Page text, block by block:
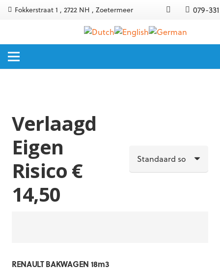
Fokkerstraat 1 , 2722 NH , Zoetermeer 079-
Verlaagd
Eigen
Risico €
14,50
RENAULT BAKWAGEN 18m3